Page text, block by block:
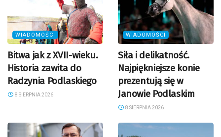
WIADOMOŚCI
Bitwa jak z XVII-wieku.
Historia zawita do
Radzynia Podlaskiego
8 SIERPNIA 2026
WIADOMOŚCI
Siła i delikatność.
Najpiękniejsze konie
prezentują się w
Janowie Podlaskim
8 SIERPNIA 2026